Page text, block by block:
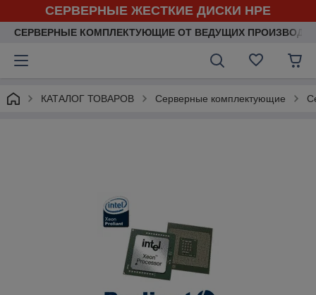
СЕРВЕРНЫЕ ЖЕСТКИЕ ДИСКИ HPE
СЕРВЕРНЫЕ КОМПЛЕКТУЮЩИЕ ОТ ВЕДУЩИХ
КАТАЛОГ ТОВАРОВ Серверные комплектующие